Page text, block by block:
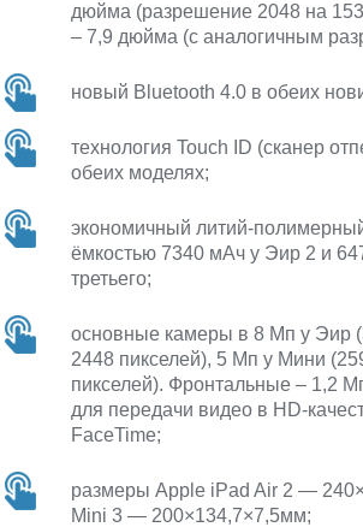
дюйма (разрешение 2048 на
– 7,9 дюйма (с аналогичным
новый Bluetooth 4.0 в обеих
технология Touch ID (сканер
обеих моделях;
экономичный литий-
ёмкостью 7340 мАч у Эир 2 и
третьего;
основные камеры в 8 Мп у Эир
2448 пикселей), 5 Мп у Мини
пикселей). Фронтальные – 1,2
для передачи видео в HD-
FaceTime;
размеры Apple iPad Air 2 —
Mini 3 — 200×134,7×7,5мм;